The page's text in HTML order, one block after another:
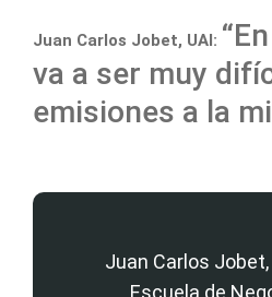
Juan Carlos Jobet, UAI:
va a ser muy
emisiones a la
Juan Carlos
Escuela de